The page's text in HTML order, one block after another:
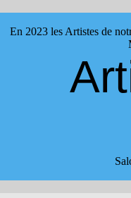
En 2023 les Artistes de